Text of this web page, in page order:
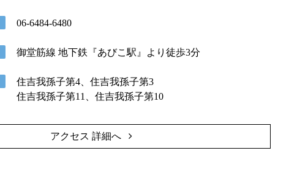
06-6484-6480
御堂筋線 地下鉄『あびこ駅』より徒歩3分
住吉我孫子第4、住吉我孫子第3
住吉我孫子第11、住吉我孫子第10
アクセス 詳細へ